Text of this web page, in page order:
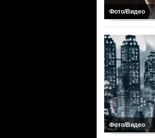
Фото/Видео
Фото/Видео